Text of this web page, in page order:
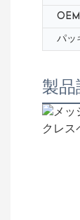
パッ
製品